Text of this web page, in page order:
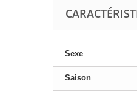
Sexe
Saison